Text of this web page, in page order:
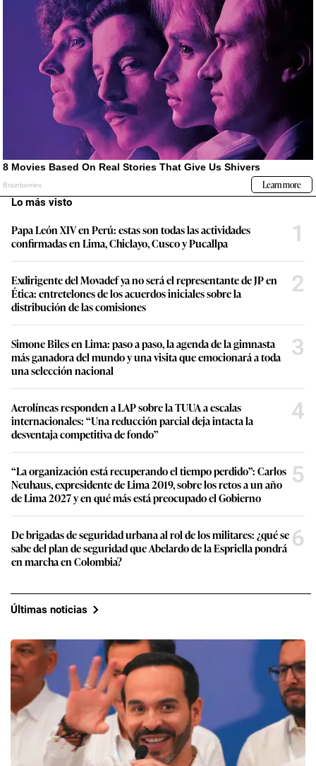
Lo más visto
Papa León XIV en Perú: estas son todas las actividades
confirmadas en Lima, Chiclayo, Cusco y Pucallpa
1
Exdirigente del Movadef ya no será el representante de JP en
Ética: entretelones de los acuerdos iniciales sobre la
distribución de las comisiones
2
Simone Biles en Lima: paso a paso, la agenda de la gimnasta
más ganadora del mundo y una visita que emocionará a toda
una selección nacional
3
Aerolíneas responden a LAP sobre la TUUA a escalas
internacionales: “Una reducción parcial deja intacta la
desventaja competitiva de fondo”
4
“La organización está recuperando el tiempo perdido”: Carlos
Neuhaus, expresidente de Lima 2019, sobre los retos a un año
de Lima 2027 y en qué más está preocupado el Gobierno
5
De brigadas de seguridad urbana al rol de los militares: ¿qué se
sabe del plan de seguridad que Abelardo de la Espriella pondrá
en marcha en Colombia?
6
Últimas noticias